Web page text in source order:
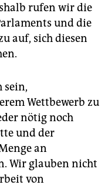
rufen wir die
und die
auf, sich diesen
sein,
Wettbewerb zu
nötig noch
und der
an
Wir glauben nicht
von